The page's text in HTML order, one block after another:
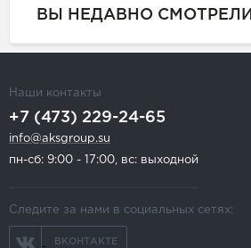
ВЫ НЕДАВНО СМОТРЕЛИ
Наши контакты
+7 (473) 229-24-65
info@aksgroup.su
пн-сб: 9:00 - 17:00, вс: выходной
Следите за нами в социальных сетях:
ВКОНТАКТЕ